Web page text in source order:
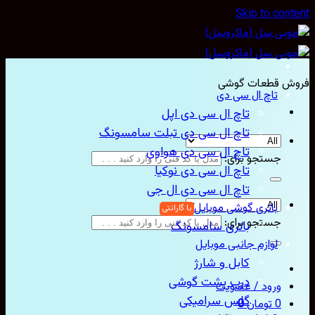
Skip to
قطعات گوشی
جستجو برای:
جستجو برای:
ورود / عضویت
تومان0
تاچ ال سی دی
تاچ ال سی دی اپل
تاچ ال سی دی تبلت سامسونگ
تاچ ال سی دی هواوی
تاچ ال سی دی نوکیا
تاچ ال سی دی ال جی
باتری گوشی موبایل
باتری سامسونگ
لوازم جانبی موبایل
کابل و شارژ
درب پشت گوشی
گلس سرامیکی